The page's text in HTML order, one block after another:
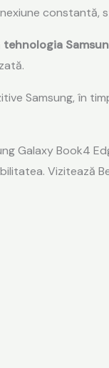
constantă,
tehnologia
Samsung, în
Galaxy Book4
Vizitează